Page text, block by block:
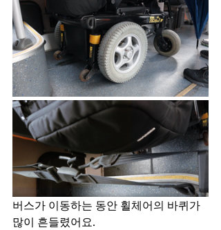
버스가 이동하는 동안 휠체어의 바퀴가
많이 흔들렸어요.